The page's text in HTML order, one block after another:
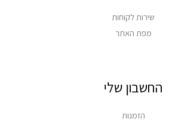
שירות לקוחות
מפת האתר
החשבון שלי
הזמנות